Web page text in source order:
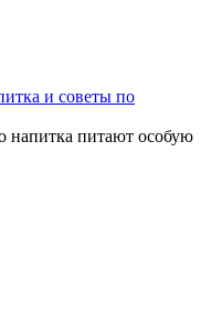
и советы по
напитка питают особую